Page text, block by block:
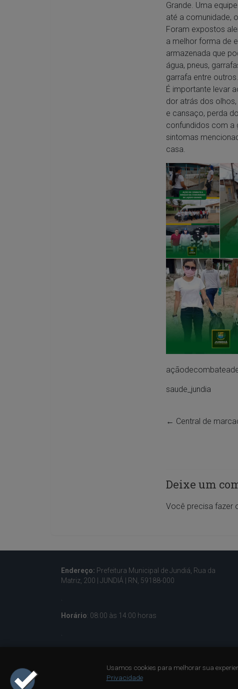
Grande. Uma
até a comunidade,
Foram expostos
a melhor forma de
armazenada que
água, pneus,
garrafa entre outros.
É importante levar
dor atrás dos
e cansaço, perda
confundidos com a
sintomas
casa.
saude_jundia
← Central de
Deixe um
Você precisa fazer
Endereço: Prefeitura Municipal de Jundiá, Rua da
Matriz, 200 | JUNDIÁ | RN, 59188-000
Horário: 08:00 às 14:00 horas
Usamos cookies para melhorar sua
Privacidade